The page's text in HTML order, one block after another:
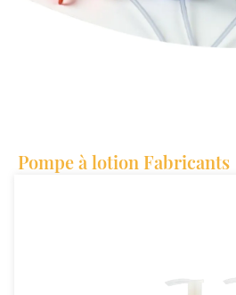
Pompe à lotion Fabricants